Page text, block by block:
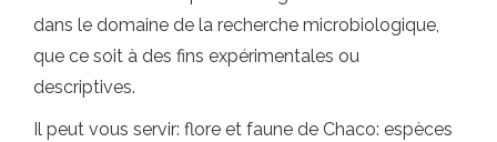
dans le domaine de la recherche microbiologique,
que ce soit à des fins expérimentales ou
descriptives.
Il peut vous servir: flore et faune de Chaco: espèces